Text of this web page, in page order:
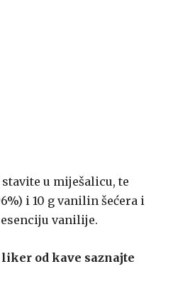
u miješalicu, te
i 10 g vanilin šećera i
vanilije.
od kave saznajte